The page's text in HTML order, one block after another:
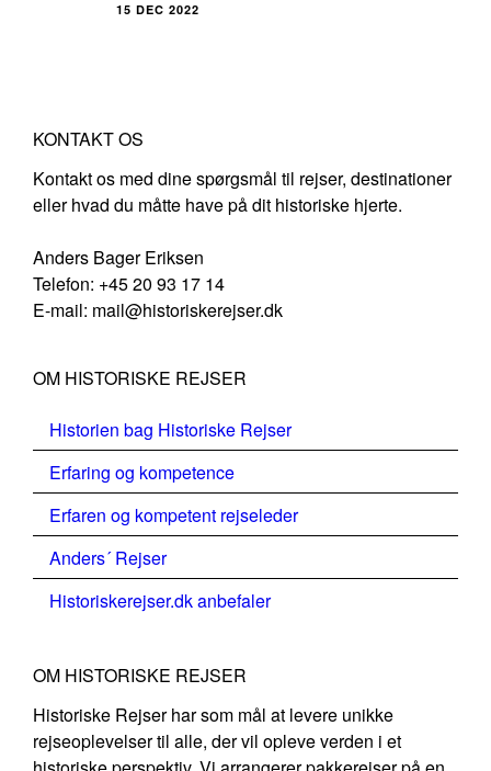
15 DEC 2022
KONTAKT OS
Kontakt os med dine spørgsmål til rejser, destinationer
eller hvad du måtte have på dit historiske hjerte.
Anders Bager Eriksen
Telefon: +45 20 93 17 14
E-mail: mail@historiskerejser.dk
OM HISTORISKE REJSER
Historien bag Historiske Rejser
Erfaring og kompetence
Erfaren og kompetent rejseleder
Anders´ Rejser
Historiskerejser.dk anbefaler
OM HISTORISKE REJSER
Historiske Rejser har som mål at levere unikke
rejseoplevelser til alle, der vil opleve verden i et